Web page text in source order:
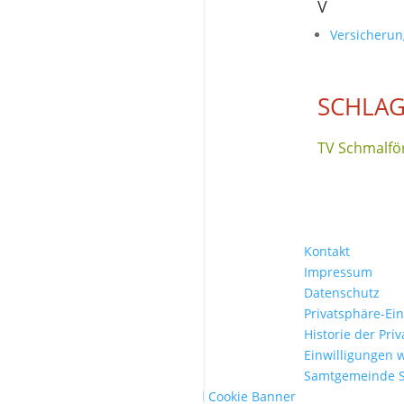
V
TV
Kontakt
Impressum
Datenschutz
Privatsphäre-
Historie der
Einwilligungen
Samtgemeinde
WordPress Cookie Plugin von Real Cookie Banner